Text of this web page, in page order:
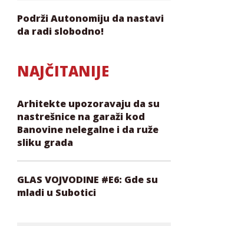
Podrži Autonomiju da nastavi
da radi slobodno!
NAJČITANIJE
Arhitekte upozoravaju da su
nastrešnice na garaži kod
Banovine nelegalne i da ruže
sliku grada
GLAS VOJVODINE #E6: Gde su
mladi u Subotici